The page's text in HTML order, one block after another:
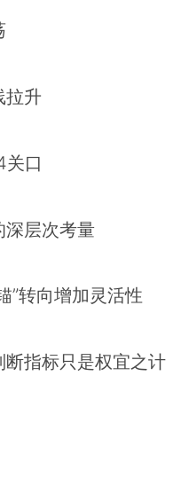
拉升
关口
深层次考量
”转向增加灵活性
指标只是权宜之计